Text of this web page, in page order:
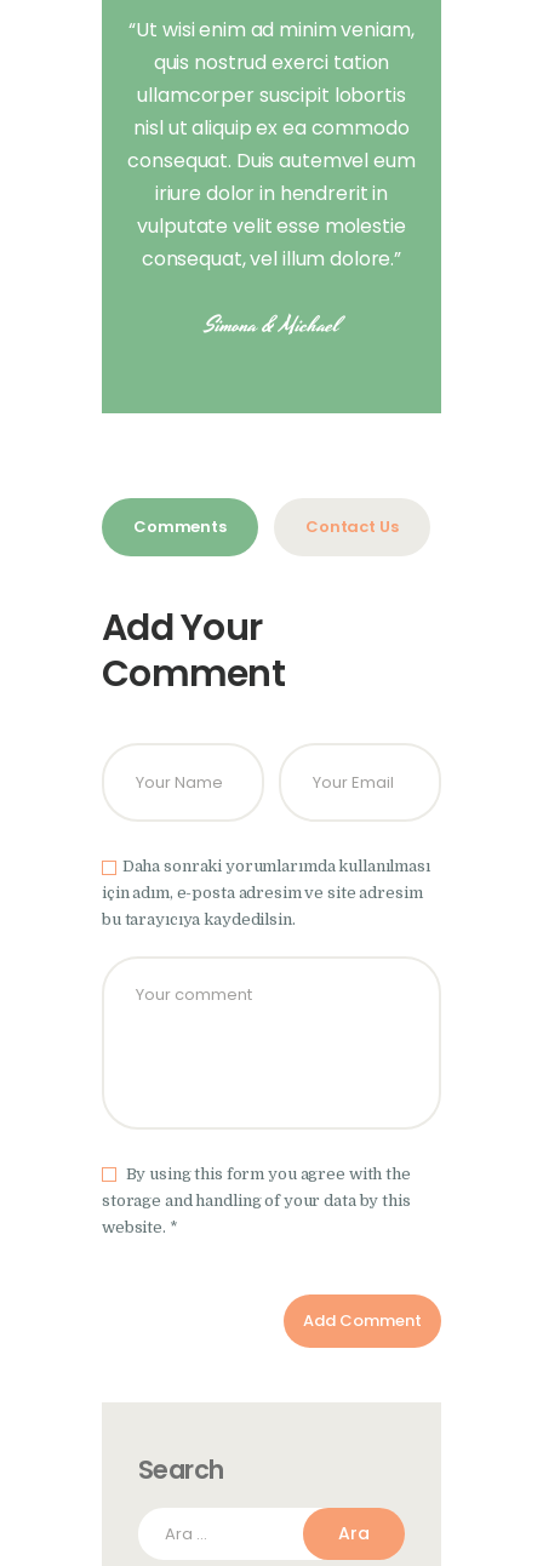
“Ut wisi enim ad minim veniam,
quis nostrud exerci tation
ullamcorper suscipit lobortis
nisl ut aliquip ex ea commodo
consequat. Duis autemvel eum
iriure dolor in hendrerit in
vulputate velit esse molestie
consequat, vel illum dolore.”
Simona & Michael
Comments Contact Us
Add Your
Comment
Daha sonraki yorumlarımda kullanılması
için adım, e-posta adresim ve site adresim
bu tarayıcıya kaydedilsin.
By using this form you agree with the
storage and handling of your data by this
website. *
Search
Arama: